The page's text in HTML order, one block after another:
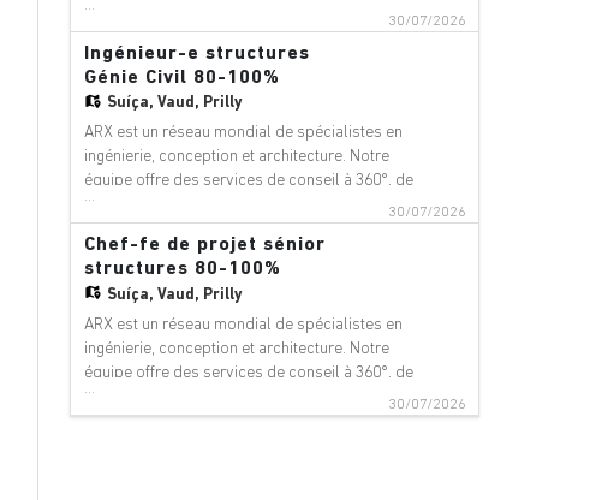
gestion de projet et de services techniques
dans les domaines suivants : aéroports,
ponts, bâtiments, téléphériques, innovation
numérique, environnement, équip
30/07/2026
Ingénieur-e structures
Génie Civil 80-100%
Suíça, Vaud, Prilly
ARX est un réseau mondial de spécialistes en
ingénierie, conception et architecture. Notre
équipe offre des services de conseil à 360°, de
gestion de projet et de services techniques
dans les domaines suivants : aéroports,
ponts, bâtiments, téléphériques, innovation
numérique, environnement, équip
30/07/2026
Chef-fe de projet sénior
structures 80-100%
Suíça, Vaud, Prilly
ARX est un réseau mondial de spécialistes en
ingénierie, conception et architecture. Notre
équipe offre des services de conseil à 360°, de
gestion de projet et de services techniques
dans les domaines suivants : aéroports,
30/07/2026